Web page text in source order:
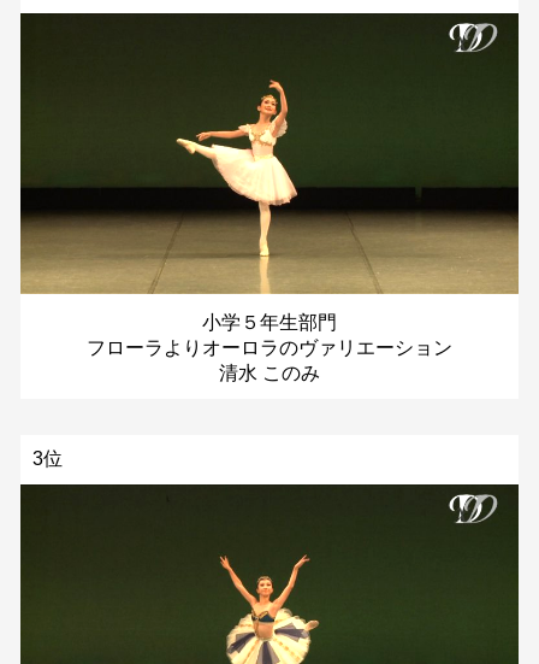
小学５年生部門
フローラよりオーロラのヴァリエーション
清水 このみ
3位